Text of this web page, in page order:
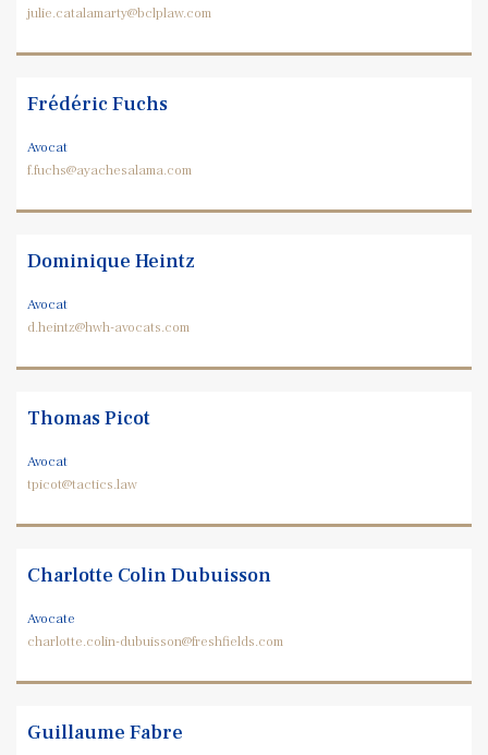
julie.catalamarty@bclplaw.com
Frédéric Fuchs
Avocat
f.fuchs@ayachesalama.com
Dominique Heintz
Avocat
d.heintz@hwh-avocats.com
Thomas Picot
Avocat
tpicot@tactics.law
Charlotte Colin Dubuisson
Avocate
charlotte.colin-dubuisson@freshfields.com
Guillaume Fabre